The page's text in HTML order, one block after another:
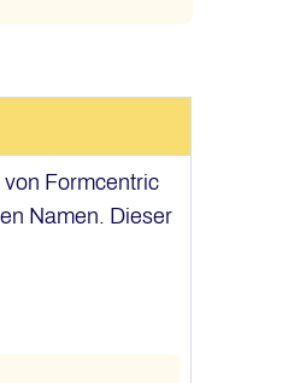
Formcentric
Namen. Dieser